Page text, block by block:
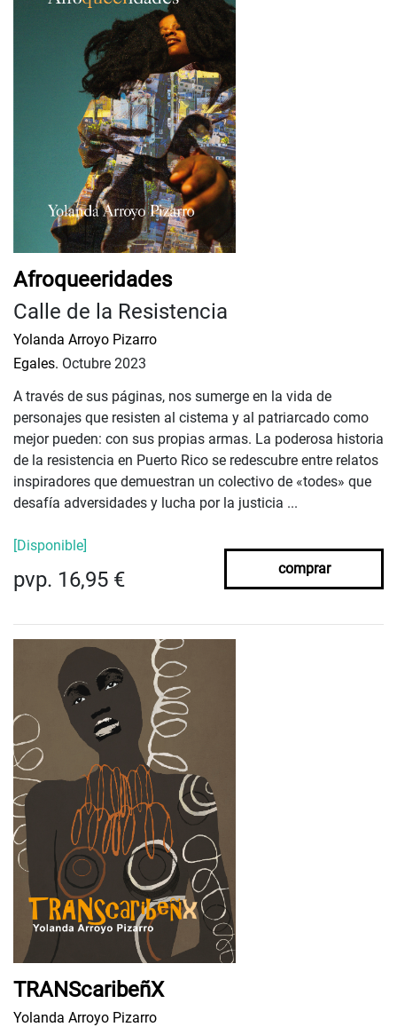
Afroqueeridades
Calle de la Resistencia
Yolanda Arroyo Pizarro
Egales. Octubre 2023
A través de sus páginas, nos sumerge en la vida de
personajes que resisten al cistema y al patriarcado como
mejor pueden: con sus propias armas. La poderosa historia
de la resistencia en Puerto Rico se redescubre entre relatos
inspiradores que demuestran un colectivo de «todes» que
desafía adversidades y lucha por la justicia ...
[Disponible]
pvp. 16,95 € comprar
TRANScaribeñX
Yolanda Arroyo Pizarro